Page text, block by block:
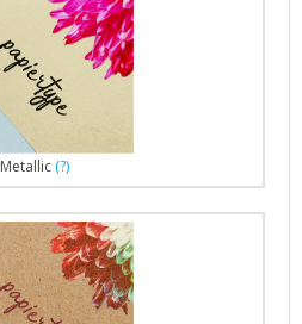
Metallic (?)